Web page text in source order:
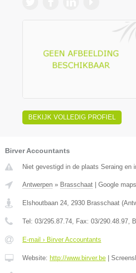
BEKIJK VOLLEDIG PROFIEL
Birver Accountants
Niet gevestigd in de plaats Seraing en
Antwerpen » Brasschaat Google maps
Elshoutbaan 24 2930 Brasschaat (
Tel: 03/295.87.74 , Fax: 03/290.48.97 ,
E-mail › Birver Accountants
Website: http://www.birver.be